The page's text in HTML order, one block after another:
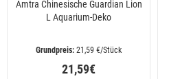
Amtra Chinesische Guardian Lion
L Aquarium-Deko
21,59 €/Stück
21,59€